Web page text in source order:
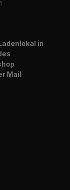
in
Mail